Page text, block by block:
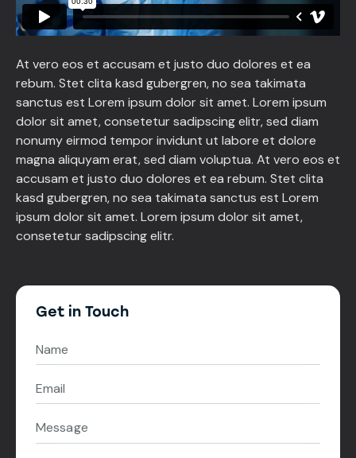
At vero eos et accusam et justo duo dolores et ea
rebum. Stet clita kasd gubergren, no sea takimata
sanctus est Lorem ipsum dolor sit amet. Lorem ipsum
dolor sit amet, consetetur sadipscing elitr, sed diam
nonumy eirmod tempor invidunt ut labore et dolore
magna aliquyam erat, sed diam voluptua. At vero eos et
accusam et justo duo dolores et ea rebum. Stet clita
kasd gubergren, no sea takimata sanctus est Lorem
ipsum dolor sit amet. Lorem ipsum dolor sit amet,
consetetur sadipscing elitr.
Get in Touch